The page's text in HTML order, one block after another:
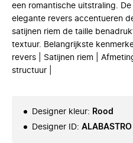
een romantische uitstraling.
elegante revers accentueren
satijnen riem de taille
textuur. Belangrijkste
revers | Satijnen riem |
structuur |
Designer kleur: Rood
Designer ID: ALABASTRO